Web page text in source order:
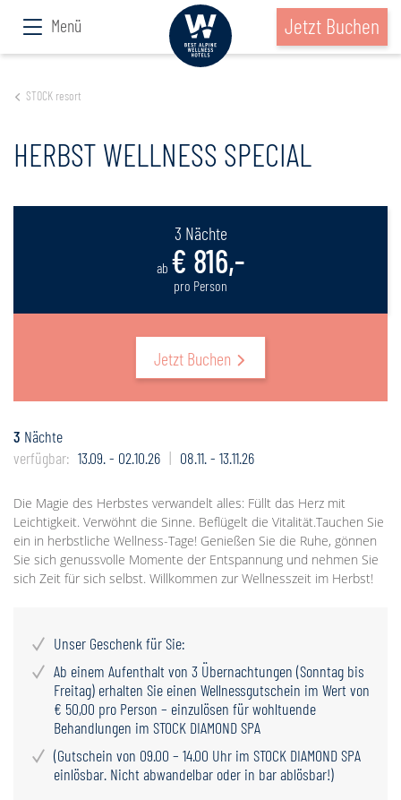
Menü Jetzt Buchen
STOCK resort
HERBST WELLNESS SPECIAL
3 Nächte
ab € 816,-
pro Person
Jetzt Buchen
3 Nächte
verfügbar: 13.09. - 02.10.26 08.11. - 13.11.26
Die Magie des Herbstes verwandelt alles: Füllt das Herz mit
Leichtigkeit. Verwöhnt die Sinne. Beflügelt die Vitalität.Tauchen Sie
ein in herbstliche Wellness-Tage! Genießen Sie die Ruhe, gönnen
Sie sich genussvolle Momente der Entspannung und nehmen Sie
sich Zeit für sich selbst. Willkommen zur Wellnesszeit im Herbst!
Unser Geschenk für Sie:
Ab einem Aufenthalt von 3 Übernachtungen (Sonntag bis
Freitag) erhalten Sie einen Wellnessgutschein im Wert von
€ 50,00 pro Person – einzulösen für wohltuende
Behandlungen im STOCK DIAMOND SPA
(Gutschein von 09.00 – 14.00 Uhr im STOCK DIAMOND SPA
einlösbar. Nicht abwandelbar oder in bar ablösbar!)